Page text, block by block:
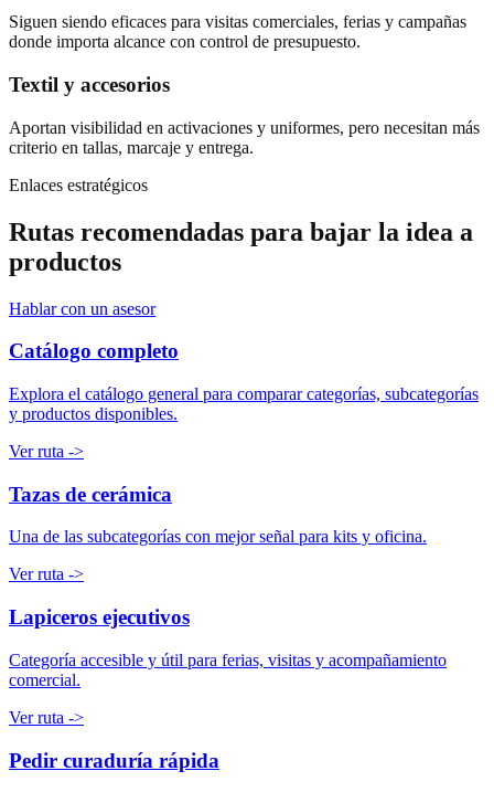
Siguen siendo eficaces para visitas comerciales, ferias y campañas
donde importa alcance con control de presupuesto.
Textil y accesorios
Aportan visibilidad en activaciones y uniformes, pero necesitan más
criterio en tallas, marcaje y entrega.
Enlaces estratégicos
Rutas recomendadas para bajar la idea a
productos
Hablar con un asesor
Catálogo completo
Explora el catálogo general para comparar categorías, subcategorías
y productos disponibles.
Ver ruta ->
Tazas de cerámica
Una de las subcategorías con mejor señal para kits y oficina.
Ver ruta ->
Lapiceros ejecutivos
Categoría accesible y útil para ferias, visitas y acompañamiento
comercial.
Ver ruta ->
Pedir curaduría rápida